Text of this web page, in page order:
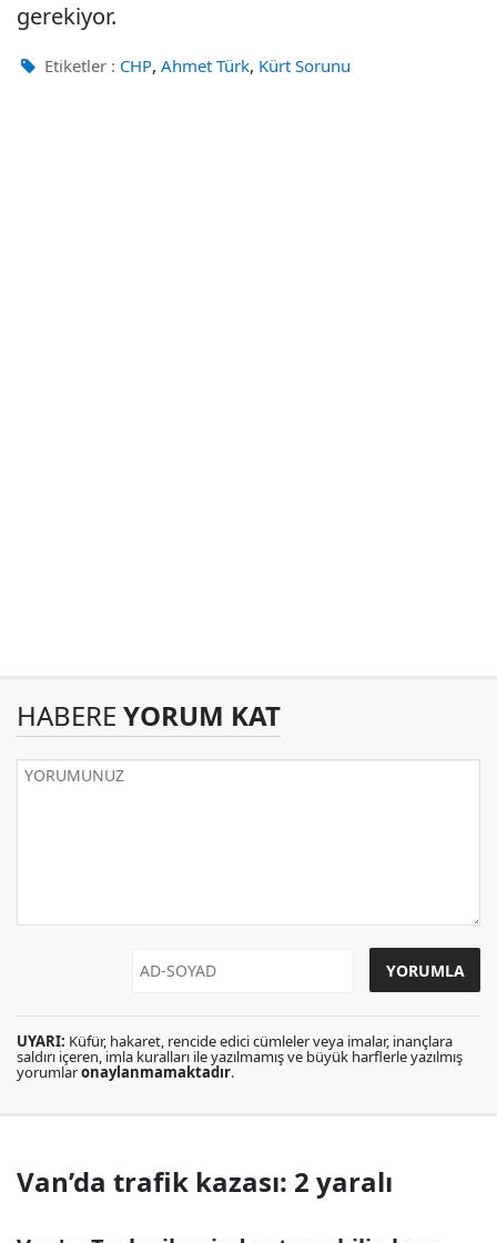
gerekiyor.
Etiketler : CHP, Ahmet Türk, Kürt Sorunu
HABERE YORUM KAT
UYARI: Küfür, hakaret, rencide edici cümleler veya imalar, inançlara
saldırı içeren, imla kuralları ile yazılmamış ve büyük harflerle yazılmış
yorumlaronaylanmamaktadır.
Van’da trafik kazası: 2 yaralı